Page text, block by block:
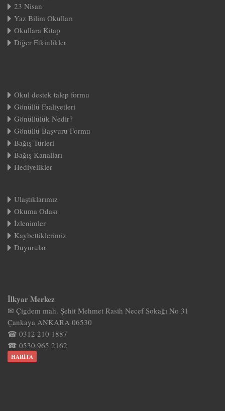
23 Nisan
Yaz Bilim Okulları
Okullara Kitap
Diğer Etkinlikler
Okul destek talep formu
Gönüllü Faaliyetleri
Gönüllülük Nedir?
Gönüllü Başvuru Formu
Bağış Türleri
Bağış Kanalları
Hediyelikler
Ulaştıklarımız
Okuma Odası
İzlenimler
Kaybettiklerimiz
Duyurular
İlkyar Merkez
✉ Çigdem mah. Şehit Mehmet Rasih Necef Sokağı No 31
Çankaya ANKARA 06530
☎ 0312 210 1887
☎ 0530 965 2162
HARITA